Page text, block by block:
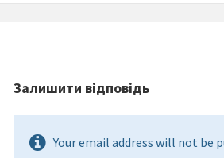
Залишити відповідь
Your email address will not be